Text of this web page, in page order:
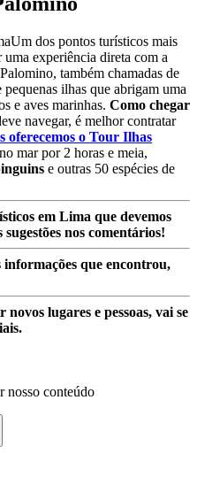
Um dos pontos turísticos mais
experiência direta com a
também chamadas de
ilhas que abrigam uma
e aves marinhas. Como chegar
navegar, é melhor contratar
oferecemos o Tour Ilhas
mar por 2 horas e meia,
e outras 50 espécies de
em Lima que devemos
nos comentários!
informações que encontrou,
lugares e pessoas, vai se
nosso conteúdo